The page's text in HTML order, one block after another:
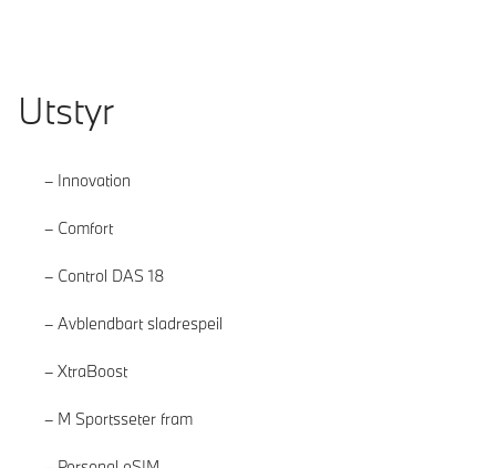
Utstyr
Innovation
Comfort
Control DAS 18
Avblendbart sladrespeil
XtraBoost
M Sportsseter fram